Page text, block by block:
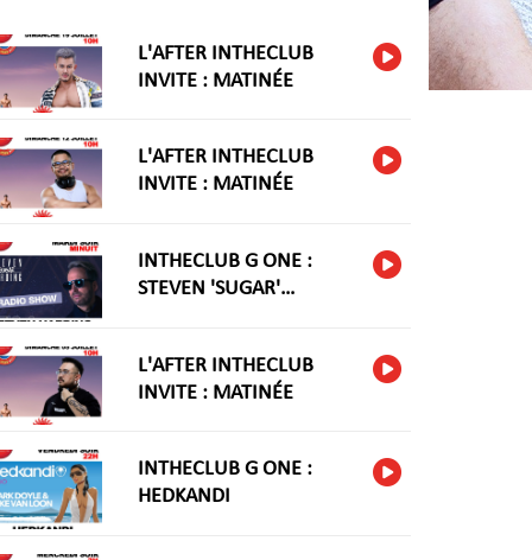
L'AFTER INTHECLUB
INVITE : MATINÉE
L'AFTER INTHECLUB
INVITE : MATINÉE
INTHECLUB G ONE :
STEVEN 'SUGAR'
L'AFTER INTHECLUB
INVITE : MATINÉE
INTHECLUB G ONE :
HEDKANDI